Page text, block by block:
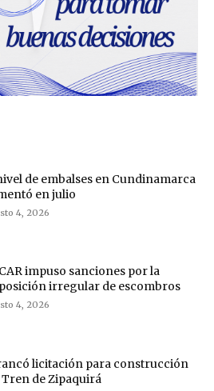
de embalses en Cundinamarca
en julio
4, 2026
impuso sanciones por la
irregular de escombros
4, 2026
licitación para construcción
Tren de Zipaquirá